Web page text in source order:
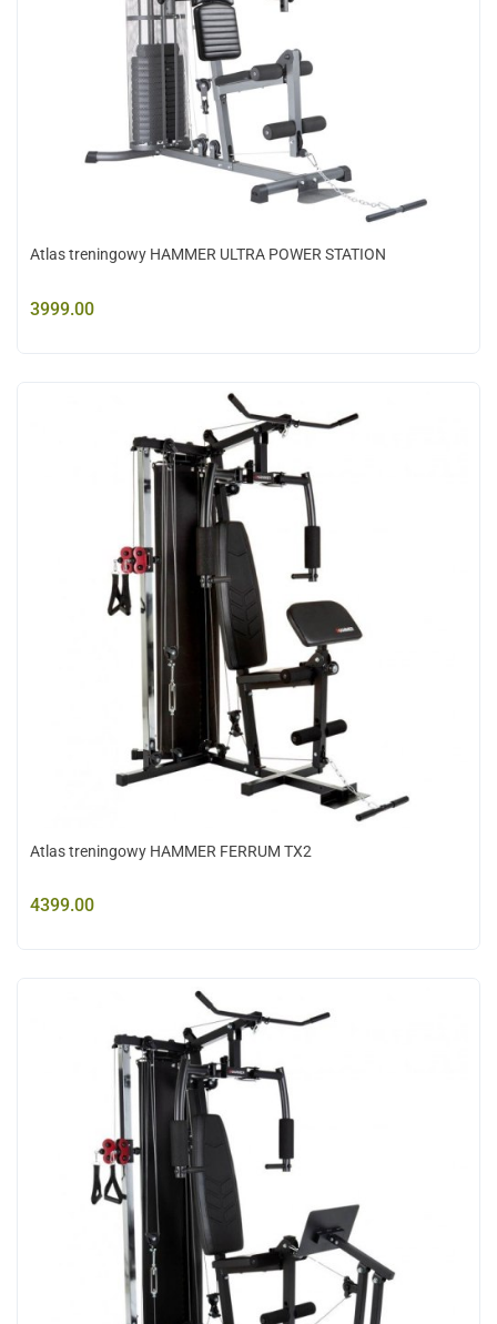
Atlas treningowy HAMMER ULTRA POWER STATION
3999.00
Atlas treningowy HAMMER FERRUM TX2
4399.00